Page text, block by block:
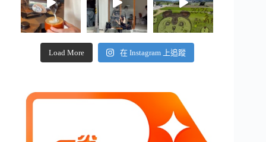
Load More 在 Instagram 上追蹤